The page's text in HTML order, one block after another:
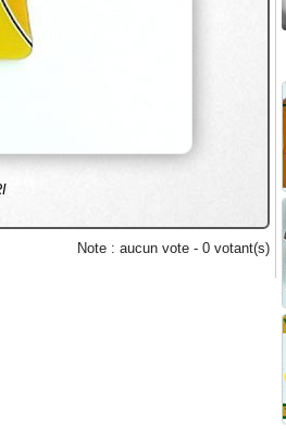
Note : aucun vote - 0 votant(s)